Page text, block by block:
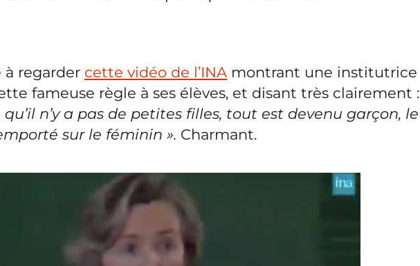
à regarder cette vidéo de l’INA montrant une institutrice
fameuse règle à ses élèves, et disant très clairement :
n’y a pas de petites filles, tout est devenu garçon, le
sur le féminin ». Charmant.